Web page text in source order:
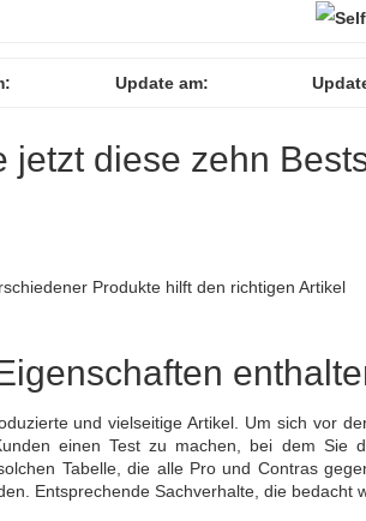
Update am:
jetzt diese zehn
Produkte hilft den richtigen Artikel
und vielseitige Artikel. Um sich vor
einen Test zu machen, bei dem Sie
Tabelle, die alle Pro und Contras
Entsprechende Sachverhalte, die bedacht